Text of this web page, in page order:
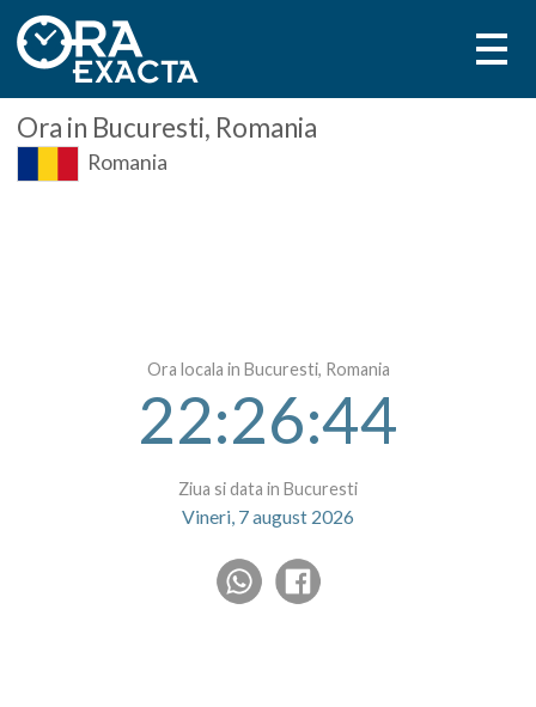
Ora in Bucuresti, Romania
Romania
Ora locala in Bucuresti, Romania
22:26:44
Ziua si data in Bucuresti
Vineri, 7 august 2026